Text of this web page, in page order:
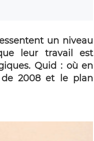
un niveau
leur travail est
Quid : où en
de 2008 et le plan